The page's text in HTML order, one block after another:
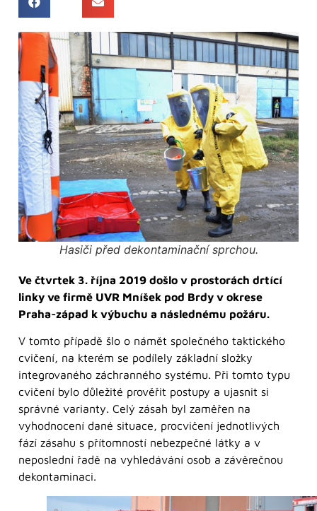
Hasiči před dekontaminační sprchou.
Ve čtvrtek 3. října 2019 došlo v prostorách drtící
linky ve firmě UVR Mníšek pod Brdy v okrese
Praha-západ k výbuchu a následnému požáru.
V tomto případě šlo o námět společného taktického
cvičení, na kterém se podílely základní složky
integrovaného záchranného systému. Při tomto typu
cvičení bylo důležité prověřit postupy a ujasnit si
správné varianty. Celý zásah byl zaměřen na
vyhodnocení dané situace, procvičení jednotlivých
fází zásahu s přítomností nebezpečné látky a v
neposlední řadě na vyhledávání osob a závěrečnou
dekontaminaci.